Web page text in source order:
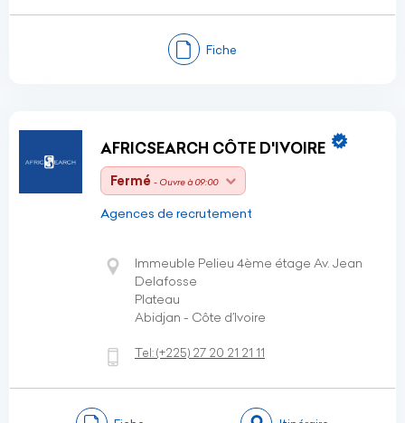
Fiche
AFRICSEARCH CÔTE D'IVOIRE
Fermé - Ouvre à 09:00
Agences de recrutement
Immeuble Pelieu 4ème étage Av. Jean
Delafosse
Plateau
Abidjan - Côte d’Ivoire
Tel:(+225) 27 20 21 21 11